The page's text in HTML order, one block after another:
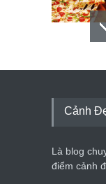
Cảnh
Là blog
điểm cảnh